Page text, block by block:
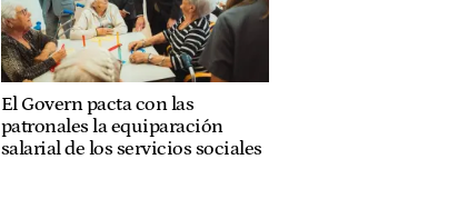
El Govern pacta con las
patronales la equiparación
salarial de los servicios sociales